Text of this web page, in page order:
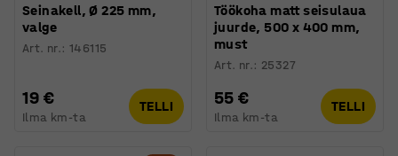
Seinakell, Ø 225 mm,
valge
Art. nr.:146115
19 €
Ilma km-ta
TELLI
Töökoha matt seisulaua
juurde, 500 x 400 mm,
must
Art. nr.: 25327
55 €
Ilma km-ta
TELLI